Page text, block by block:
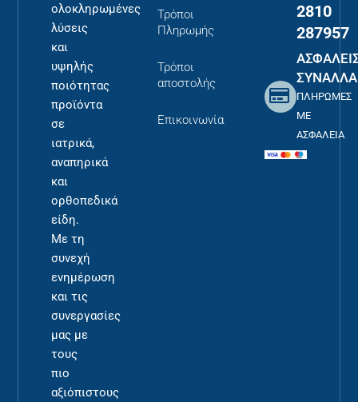
ολοκληρωμένες
λύσεις
και
υψηλής
ποιότητας
προϊόντα
σε
ιατρικά,
αναπηρικά
και
ορθοπεδικά
είδη.
Με τη
συνεχή
ενημέρωση
και τις
συνεργασίες
μας με
τους
πιο
αξιόπιστους
Τρόποι
Πληρωμής
Τρόποι
αποστολής
Επικοινωνία
2810
287957
ΠΛΗΡΩΜΕΣ
ΜΕ
ΑΣΦΑΛΕΙΑ